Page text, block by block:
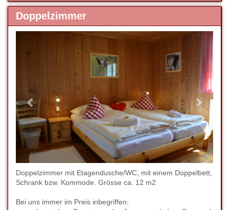
Doppelzimmer
Next
Doppelzimmer mit Etagendusche/WC, mit einem Doppelbett,
Schrank bzw. Kommode. Grösse ca. 12 m2
Bei uns immer im Preis inbegriffen: